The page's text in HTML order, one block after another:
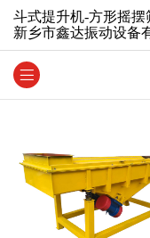
斗式提升机-方形摇
新乡市鑫达振动设备